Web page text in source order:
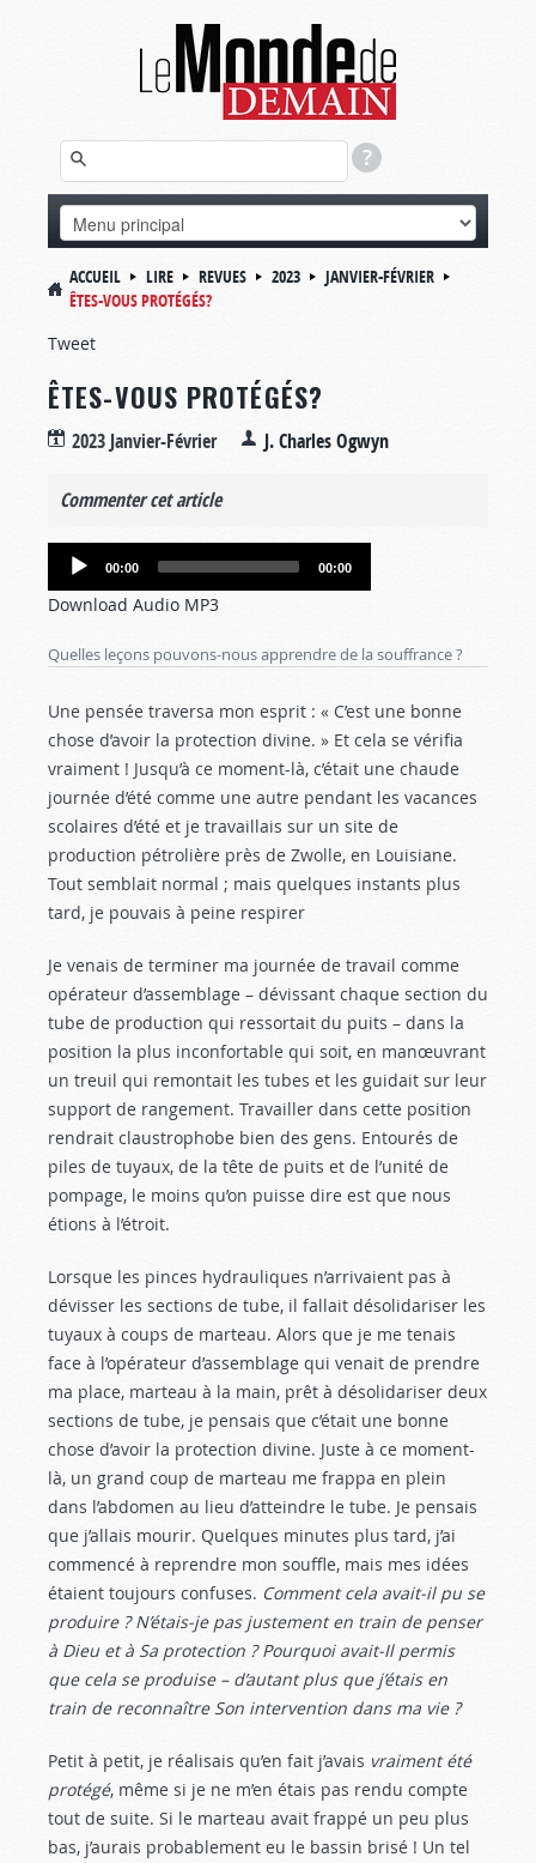
ACCUEIL LIRE REVUES 2023
JANVIER-FÉVRIER
ÊTES-VOUS PROTÉGÉS?
Tweet
ÊTES-VOUS PROTÉGÉS?
2023 Janvier-Février J. Charles Ogwyn
Commenter cet article
Audio
00:00 00:00
Download Audio MP3
Quelles leçons pouvons-nous apprendre de la souffrance ?
Une pensée traversa mon esprit : « C’est une bonne
chose d’avoir la protection divine. » Et cela se vérifia
vraiment ! Jusqu’à ce moment-là, c’était une chaude
journée d’été comme une autre pendant les vacances
scolaires d’été et je travaillais sur un site de
production pétrolière près de Zwolle, en Louisiane.
Tout semblait normal ; mais quelques instants plus
tard, je pouvais à peine respirer
Je venais de terminer ma journée de travail comme
opérateur d’assemblage – dévissant chaque section du
tube de production qui ressortait du puits – dans la
position la plus inconfortable qui soit, en manœuvrant
un treuil qui remontait les tubes et les guidait sur leur
support de rangement. Travailler dans cette position
rendrait claustrophobe bien des gens. Entourés de
piles de tuyaux, de la tête de puits et de l’unité de
pompage, le moins qu’on puisse dire est que nous
étions à l’étroit.
Lorsque les pinces hydrauliques n’arrivaient pas à
dévisser les sections de tube, il fallait désolidariser les
tuyaux à coups de marteau. Alors que je me tenais
face à l’opérateur d’assemblage qui venait de prendre
ma place, marteau à la main, prêt à désolidariser deux
sections de tube, je pensais que c’était une bonne
chose d’avoir la protection divine. Juste à ce moment-
là, un grand coup de marteau me frappa en plein
dans l’abdomen au lieu d’atteindre le tube. Je pensais
que j’allais mourir. Quelques minutes plus tard, j’ai
commencé à reprendre mon souffle, mais mes idées
étaient toujours confuses. Comment cela avait-il pu se
produire ? N’étais-je pas justement en train de penser
à Dieu et à Sa protection ? Pourquoi avait-Il permis
que cela se produise – d’autant plus que j’étais en
train de reconnaître Son intervention dans ma vie ?
Petit à petit, je réalisais qu’en fait j’avais vraiment été
protégé, même si je ne m’en étais pas rendu compte
tout de suite. Si le marteau avait frappé un peu plus
bas, j’aurais probablement eu le bassin brisé ! Un tel